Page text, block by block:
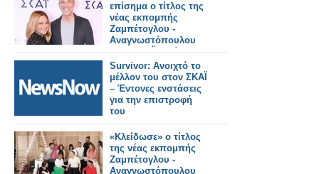
επίσημα ο τίτλος της
νέας εκπομπής
Ζαμπέτογλου -
Αναγνωστόπουλου
στον ΣΚΑΪ - Δείτε το
τρειλερ
Survivor: Ανοιχτό το
μέλλον του στον ΣΚΑΪ
– Έντονες ενστάσεις
για την επιστροφή
του
«Κλείδωσε» ο τίτλος
της νέας εκπομπής
Ζαμπέτογλου -
Αναγνωστόπουλου